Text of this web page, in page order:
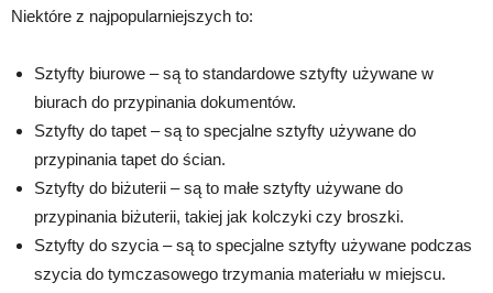
Niektóre z najpopularniejszych to:
Sztyfty biurowe – są to standardowe sztyfty używane w
biurach do przypinania dokumentów.
Sztyfty do tapet – są to specjalne sztyfty używane do
przypinania tapet do ścian.
Sztyfty do biżuterii – są to małe sztyfty używane do
przypinania biżuterii, takiej jak kolczyki czy broszki.
Sztyfty do szycia – są to specjalne sztyfty używane podczas
szycia do tymczasowego trzymania materiału w miejscu.